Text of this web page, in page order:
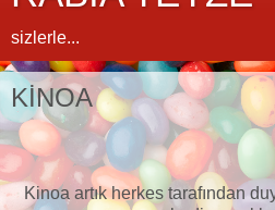
sizlerle...
KİNOA
Kinoa artık herkes tarafından